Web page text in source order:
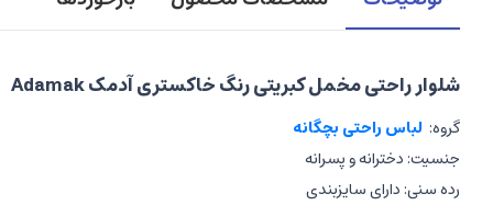
شلوار راحتی مخمل کبریتی رنگ خاکستری آدمک Adamak
گروه: لباس راحتی بچگانه
جنسیت: دخترانه و پسرانه
رده سنی: دارای سایزبندی